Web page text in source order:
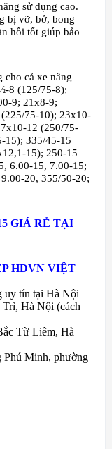
sử dụng cao.
bị vỡ, bở, bong
hồi tốt giúp bảo
cho cả xe nâng
8 (125/75-8);
9; 21x8-9;
75-10); 23x10-
12 (250/75-
15); 335/45-15
15); 250-15
6.00-15, 7.00-15;
20, 355/50-20;
GIÁ RẺ TẠI
HDVN VIỆT
uy tín tại Hà Nội
Hà Nội (cách
Từ Liêm, Hà
Minh, phường